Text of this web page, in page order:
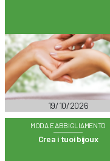
19/10/2026
MODA E ABBIGLIAMENTO
Crea i tuoi bijoux